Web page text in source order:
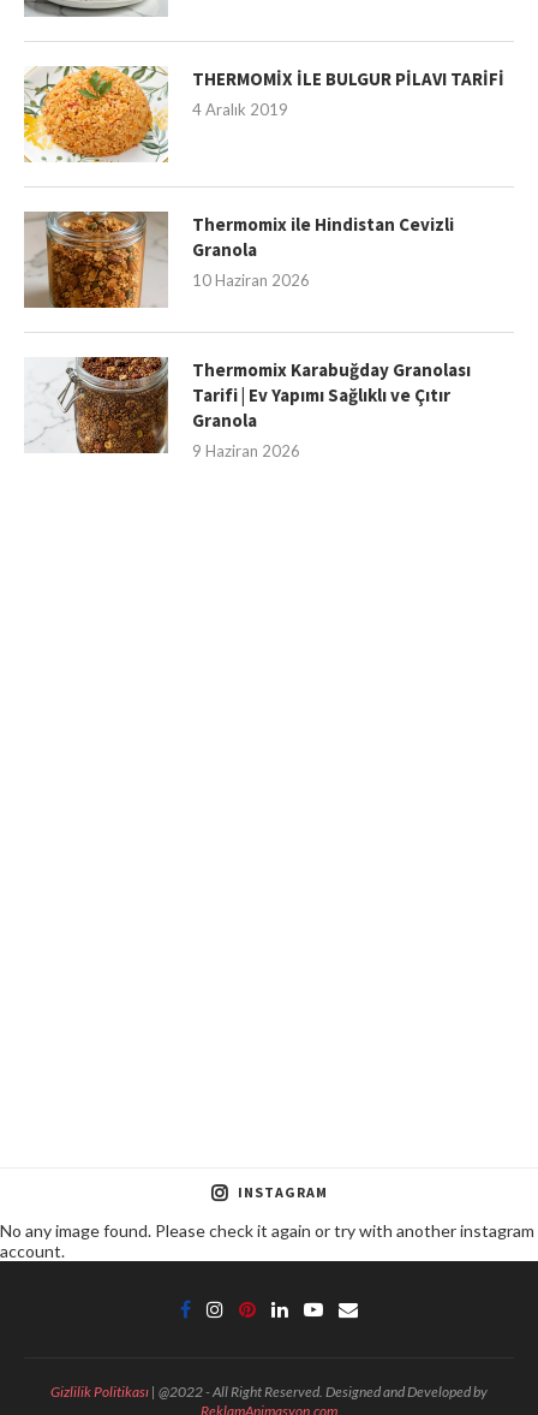
THERMOMİX İLE BULGUR PİLAVI TARİFİ
4 Aralık 2019
Thermomix ile Hindistan Cevizli
Granola
10 Haziran 2026
Thermomix Karabuğday Granolası
Tarifi | Ev Yapımı Sağlıklı ve Çıtır
Granola
9 Haziran 2026
INSTAGRAM
No any image found. Please check it again or try with another instagram
account.
Gizlilik Politikası | @2022 - All Right Reserved. Designed and Developed by
ReklamAnimasyon.com